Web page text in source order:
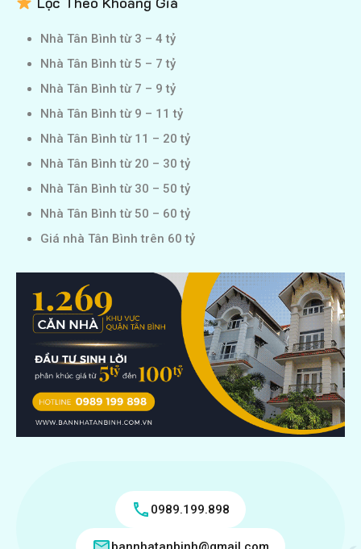
Nhà Tân Bình từ 3 – 4 tỷ
Nhà Tân Bình từ 5 – 7 tỷ
Nhà Tân Bình từ 7 – 9 tỷ
Nhà Tân Bình từ 9 – 11 tỷ
Nhà Tân Bình từ 11 – 20 tỷ
Nhà Tân Bình từ 20 – 30 tỷ
Nhà Tân Bình từ 30 – 50 tỷ
Nhà Tân Bình từ 50 – 60 tỷ
Giá nhà Tân Bình trên 60 tỷ
0989.199.898